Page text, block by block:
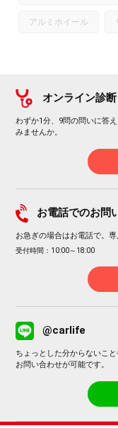
アルミホイール
オンライン診断
わずか1分、9問の問いに答
みませんか。
お電話でのお問
お急ぎの場合はお電話で。
受付時間：10:00～18:00
@carlife
ちょっとした分からないこ
お問い合わせが可能です。